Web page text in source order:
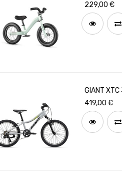
229,00 €
GIANT
419,00 €